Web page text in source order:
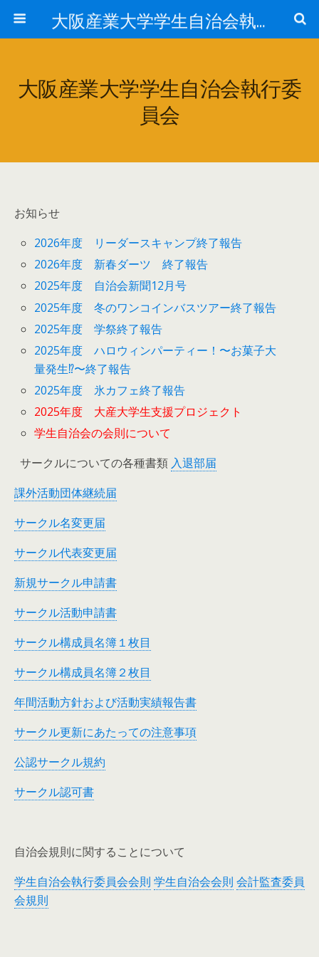
大阪産業大学学生自治会執行委員会
大阪産業大学学生自治会執行委
員会
お知らせ
2026年度 リーダースキャンプ終了報告
2026年度 新春ダーツ 終了報告
2025年度 自治会新聞12月号
2025年度 冬のワンコインバスツアー終了報告
2025年度 学祭終了報告
2025年度 ハロウィンパーティー！〜お菓子大
量発生⁉︎〜終了報告
2025年度 氷カフェ終了報告
2025年度 大産大学生支援プロジェクト
学生自治会の会則について
サークルについての各種書類 入退部届
課外活動団体継続届
サークル名変更届
サークル代表変更届
新規サークル申請書
サークル活動申請書
サークル構成員名簿１枚目
サークル構成員名簿２枚目
年間活動方針および活動実績報告書
サークル更新にあたっての注意事項
公認サークル規約
サークル認可書
自治会規則に関することについて
学生自治会執行委員会会則 学生自治会会則 会計監査委員
会規則